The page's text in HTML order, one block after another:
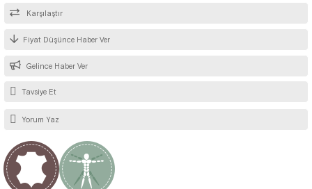
Karşılaştır
Fiyat Düşünce Haber Ver
Gelince Haber Ver
Tavsiye Et
Yorum Yaz